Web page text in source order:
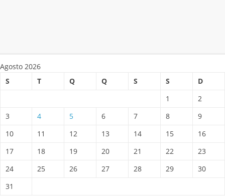
Agosto 2026
S
T Q Q S S
D
1
2
3
4 5 6 7 8
9
10
11 12 13 14 15
16
17
18 19 20 21 22
23
24
25 26 27 28 29
30
31